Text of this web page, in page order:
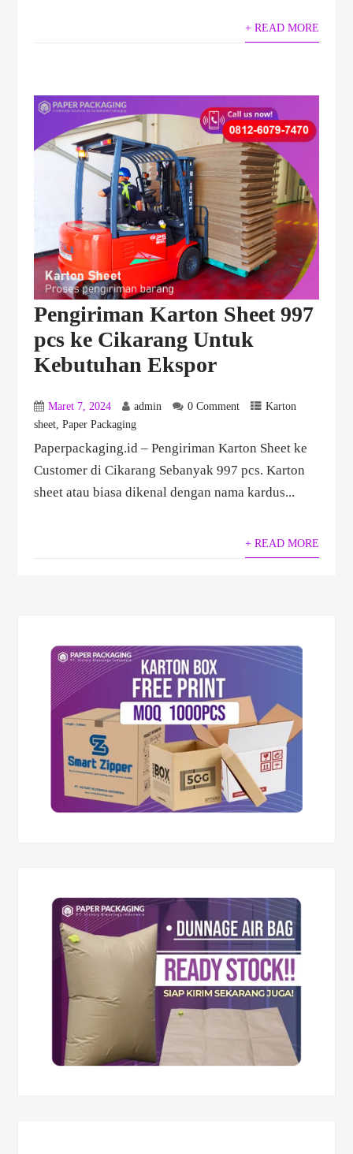
+ READ MORE
Pengiriman Karton Sheet 997
pcs ke Cikarang Untuk
Kebutuhan Ekspor
Maret 7, 2024 admin 0 Comment
Karton
sheet, Paper Packaging
Paperpackaging.id – Pengiriman Karton Sheet ke
Customer di Cikarang Sebanyak 997 pcs. Karton
sheet atau biasa dikenal dengan nama kardus...
+ READ MORE